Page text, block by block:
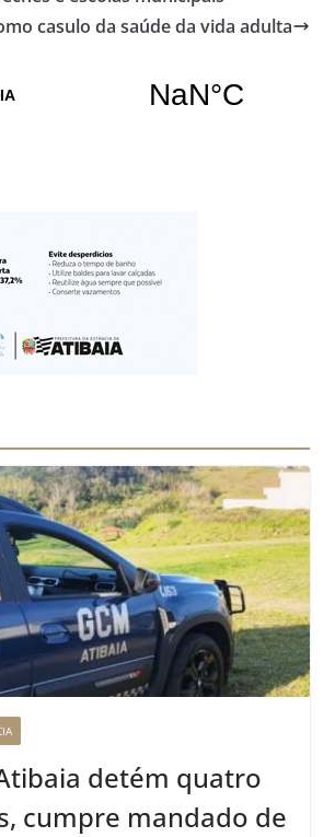
casulo da saúde da vida adulta
detém quatro
cumpre mandado de